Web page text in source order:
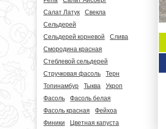
Салат Латук
Свекла
Сельдерей
Сельдерей корневой
Слива
Смородина красная
Стеблевой сельдерей
Стручковая фасоль
Терн
Топинамбур
Тыква
Укроп
Фасоль
Фасоль белая
Фасоль красная
Фейхоа
Финики
Цветная капуста